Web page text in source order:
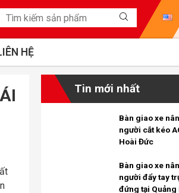
HỆ
Tin mới nhất
Bàn giao xe
người cắt kéo
Hoài Đức
Bàn giao xe
người đẩy tay
đứng tại Quảng